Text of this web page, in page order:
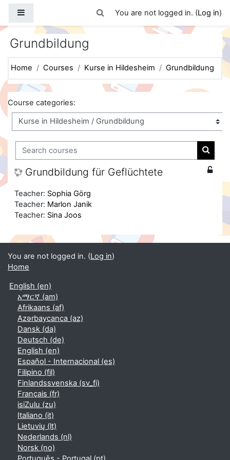
Toggle search input
You are not logged in. (Log in)
Grundbildung
Home Courses Kurse in Hildesheim Grundbildung
Course categories:
Search courses
Grundbildung für Geflüchtete
Teacher: Sophia Görg
Teacher: Marlon Janik
Teacher: Sina Joos
You are not logged in. (Log in)
Home
English ‎(en)‎
አማርኛ ‎(am)‎
Afrikaans ‎(af)‎
Azərbaycanca ‎(az)‎
Dansk ‎(da)‎
Deutsch ‎(de)‎
English ‎(en)‎
Español - Internacional ‎(es)‎
Filipino ‎(fil)‎
Finlandssvenska ‎(sv_fi)‎
Français ‎(fr)‎
isiZulu ‎(zu)‎
Italiano ‎(it)‎
Lietuvių ‎(lt)‎
Nederlands ‎(nl)‎
Norsk ‎(no)‎